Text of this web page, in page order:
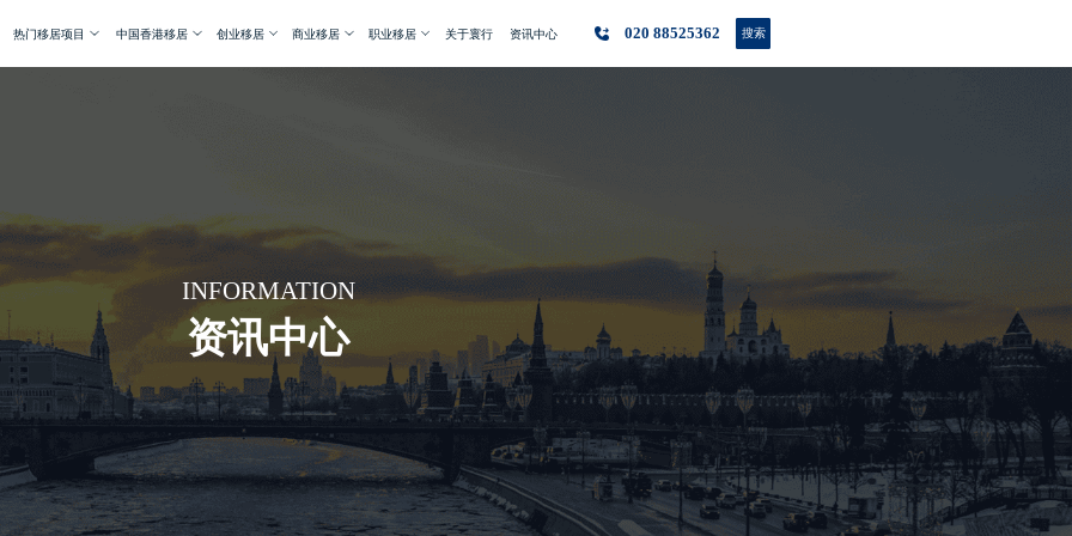
热门移居项目 中国香港移居 创业移居 商业移居 职业移居 关于寰行 资讯中心 020 88525362 搜索
INFORMATION
资讯中心